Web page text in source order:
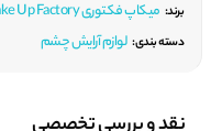
برند: میکاپ فکتوری Make Up Factory
دسته بندی: لوازم آرایش چشم